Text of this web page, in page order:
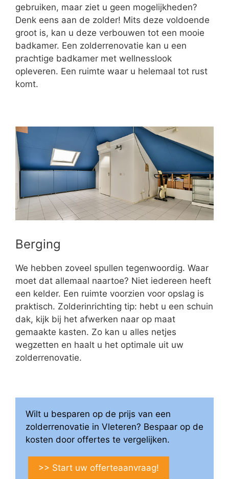
gebruiken, maar ziet u geen mogelijkheden?
Denk eens aan de zolder! Mits deze voldoende
groot is, kan u deze verbouwen tot een mooie
badkamer. Een zolderrenovatie kan u een
prachtige badkamer met wellnesslook
opleveren. Een ruimte waar u helemaal tot rust
komt.
Berging
We hebben zoveel spullen tegenwoordig. Waar
moet dat allemaal naartoe? Niet iedereen heeft
een kelder. Een ruimte voorzien voor opslag is
praktisch. Zolderinrichting tip: hebt u een schuin
dak, kijk bij het afwerken naar op maat
gemaakte kasten. Zo kan u alles netjes
wegzetten en haalt u het optimale uit uw
zolderrenovatie.
Wilt u besparen op de prijs van een
zolderrenovatie in Vleteren? Bespaar op de
kosten door offertes te vergelijken.
>> Start uw offerteaanvraag!